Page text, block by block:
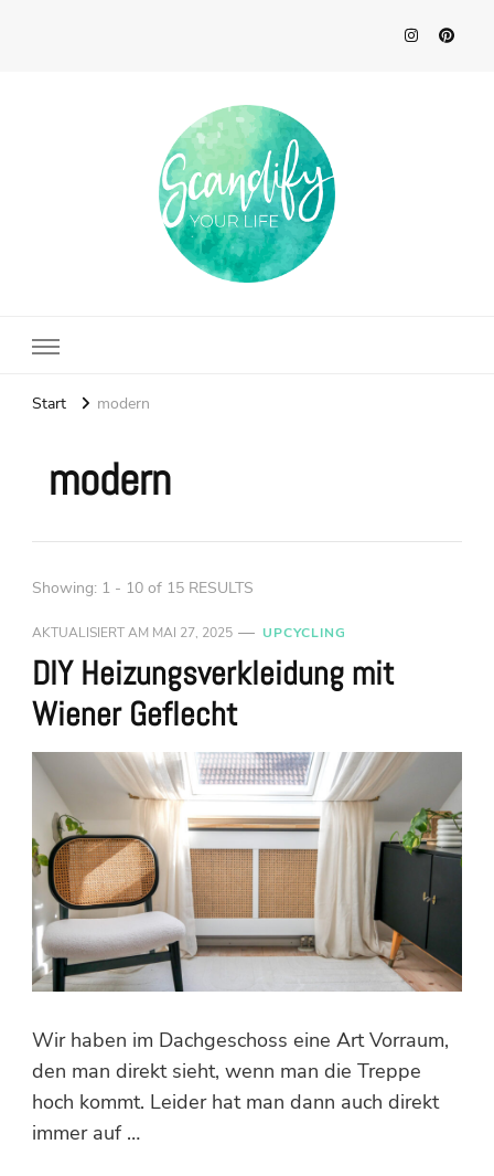
Start modern
modern
Showing: 1 - 10 of 15 RESULTS
AKTUALISIERT AM MAI 27, 2025 UPCYCLING
DIY Heizungsverkleidung mit
Wiener Geflecht
Wir haben im Dachgeschoss eine Art Vorraum,
den man direkt sieht, wenn man die Treppe
hoch kommt. Leider hat man dann auch direkt
immer auf …